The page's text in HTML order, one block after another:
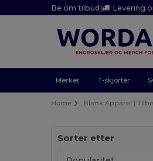
Be om tilbud| Levering
Merker T-skjorter
Home Blank Apparel |
Sorter etter